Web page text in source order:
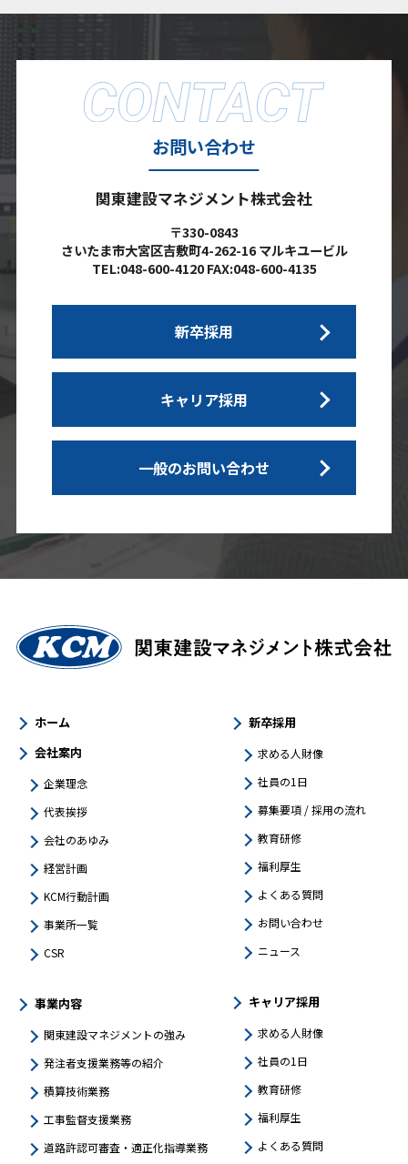
お問い合わせ
関東建設マネジメント株式会社
〒330-0843
さいたま市大宮区吉敷町4-262-16 マルキユービル
TEL:048-600-4120 FAX:048-600-4135
新卒採用
キャリア採用
一般のお問い合わせ
ホーム
会社案内
企業理念
代表挨拶
会社のあゆみ
経営計画
KCM行動計画
事業所一覧
CSR
事業内容
関東建設マネジメントの強み​
発注者支援業務等の紹介
積算技術業務
工事監督支援業務
道路許認可審査・適正化指導業務
新卒採用
求める人財像
社員の1日
募集要項 / 採用の流れ
教育研修
福利厚生
よくある質問
お問い合わせ
ニュース
キャリア採用
求める人財像
社員の1日
教育研修
福利厚生
よくある質問